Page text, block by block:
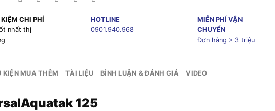
CHI PHÍ
nhất thị
HOTLINE
0901.940.968
MIỄN PHÍ VẬN
CHUYỂN
Đơn hàng > 3 triệu
KIỆN MUA THÊM TÀI LIỆU BÌNH LUẬN & ĐÁNH GIÁ VIDEO
125